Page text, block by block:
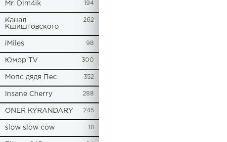
Mr. Dim4ik 194
Канал
Кшиштовского
262
iMiles 98
Юмор TV 300
Мопс дядя Пес 352
Insane Cherry 288
ONER KYRANDARY 245
slow slow cow 111